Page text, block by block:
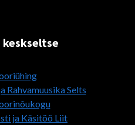
keskseltse
Rahvamuusika Selts
ja Käsitöö Liit